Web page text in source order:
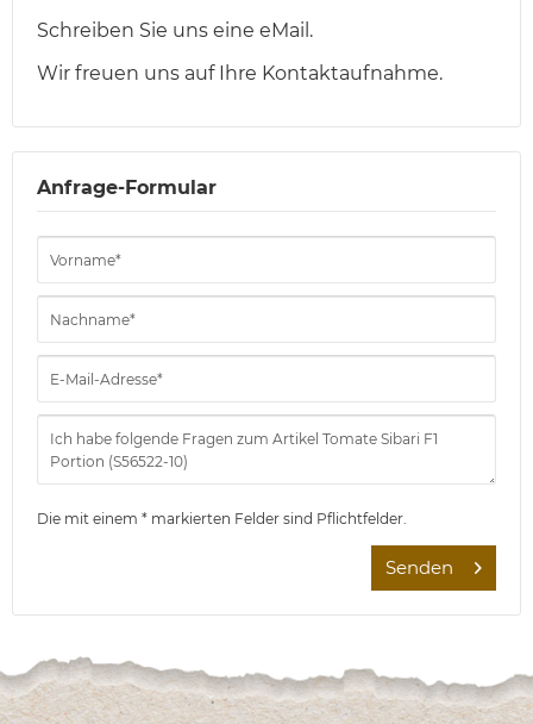
Schreiben Sie uns eine eMail.
Wir freuen uns auf Ihre Kontaktaufnahme.
Anfrage-Formular
Die mit einem * markierten Felder sind Pflichtfelder.
Senden